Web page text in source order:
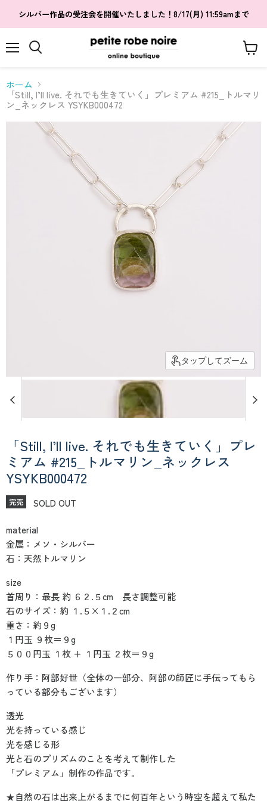
シルバー作品の受注会を開催いたしました！8/17(月) 11:59amまで
ー
る
見
ホーム
「Still, I’ll live. それでも生きていく」プレミアム #215_トルマリ
ン_ネックレス YSYKB000472
タップしてズーム
「Still, I’ll live. それでも生きていく」プレ
ミアム #215_トルマリン_ネックレス
YSYKB000472
完売 SOLD OUT
material
金属：メソ・シルバー
石：天然トルマリン
size
首周り：最長 約 ６２.５cm 長さ調整可能
石のサイズ：約 １.５×１.２cm
重さ：約９g
１円玉 ９枚＝９g
５００円玉 １枚 + １円玉 ２枚＝９g
作り手：阿部好世（全体の一部分、阿部の師匠に手伝ってもら
っている部分もございます）
透光
光を持っている感じ
光を感じる形
光と石のプリズムのことを考えて制作した
「プレミアム」制作の作品です。
★自然の石は出来上がるまでに何百年という時空を超えて私た